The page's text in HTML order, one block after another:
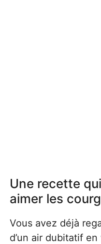
Une recette
aimer les
Vous avez déjà
d’un air dubitatif